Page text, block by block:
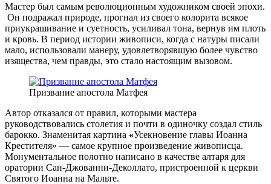
Мастер был самым революционным художником своей эпохи.
Он подражал природе, прогнал из своего колорита всякое
приукрашивание и суетность, усиливал тона, вернув им плоть
и кровь. В период истории живописи, когда с натуры писали
мало, использовали манеру, удовлетворявшую более чувство
изящества, чем правды, это стало настоящим вызовом.
Призвание апостола Матфея
Автор отказался от правил, которыми мастера
руководствовались столетия и почти в одиночку создал стиль
барокко. Знаменитая картина «Усекновение главы Иоанна
Крестителя» — самое крупное произведение живописца.
Монументальное полотно написано в качестве алтаря для
оратории Сан-Джованни-Деколлато, пристроенной к церкви
Святого Иоанна на Мальте.